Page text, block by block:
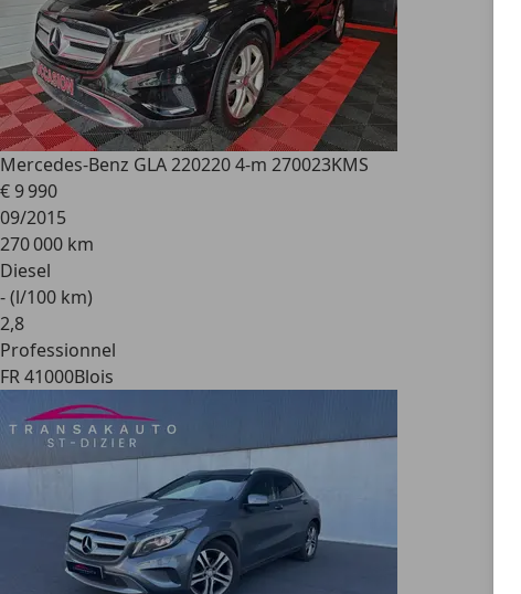
Mercedes-Benz GLA 220220 4-m 270023KMS
€ 9 990
09/2015
270 000 km
Diesel
- (l/100 km)
2,8
Professionnel
FR 41000Blois